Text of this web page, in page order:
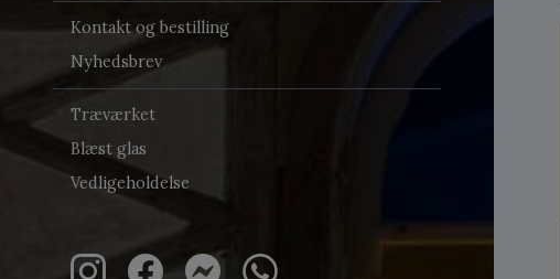
Kontakt og bestilling
Nyhedsbrev
Træværket
Blæst glas
Vedligeholdelse